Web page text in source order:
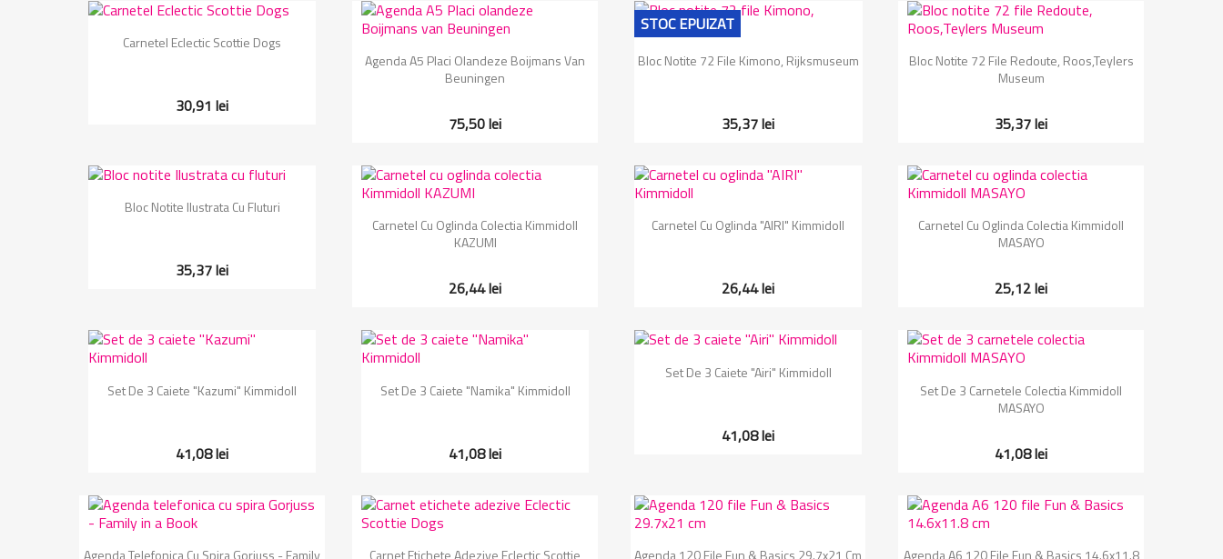
Vizualizare rapida
Carnetel Eclectic Scottie Dogs
30,91 lei
Vizualizare rapida
Agenda A5 Placi Olandeze Boijmans Van
Beuningen
75,50 lei
Vizualizare rapida
Bloc Notite 72 File Kimono, Rijksmuseum
35,37 lei
STOC EPUIZAT
Vizualizare rapida
Bloc Notite 72 File Redoute, Roos,Teylers
Museum
35,37 lei
Vizualizare rapida
Bloc Notite Ilustrata Cu Fluturi
35,37 lei
Vizualizare rapida
Carnetel Cu Oglinda Colectia Kimmidoll
KAZUMI
26,44 lei
Vizualizare rapida
Carnetel Cu Oglinda "AIRI" Kimmidoll
26,44 lei
Vizualizare rapida
Carnetel Cu Oglinda Colectia Kimmidoll
MASAYO
25,12 lei
Vizualizare rapida
Set De 3 Caiete "Kazumi" Kimmidoll
41,08 lei
Vizualizare rapida
Set De 3 Caiete "Namika" Kimmidoll
41,08 lei
 Vizualizare rapida
Set De 3 Caiete "Airi" Kimmidoll
41,08 lei
Vizualizare rapida
Set De 3 Carnetele Colectia Kimmidoll
MASAYO
41,08 lei
Vizualizare rapida
Agenda Telefonica Cu Spira Gorjuss - Family Vizualizare rapida
Carnet Etichete Adezive Eclectic Scottie Vizualizare rapida
Agenda 120 File Fun & Basics 29.7x21 Cm Vizualizare rapida
Agenda A6 120 File Fun & Basics 14.6x11.8